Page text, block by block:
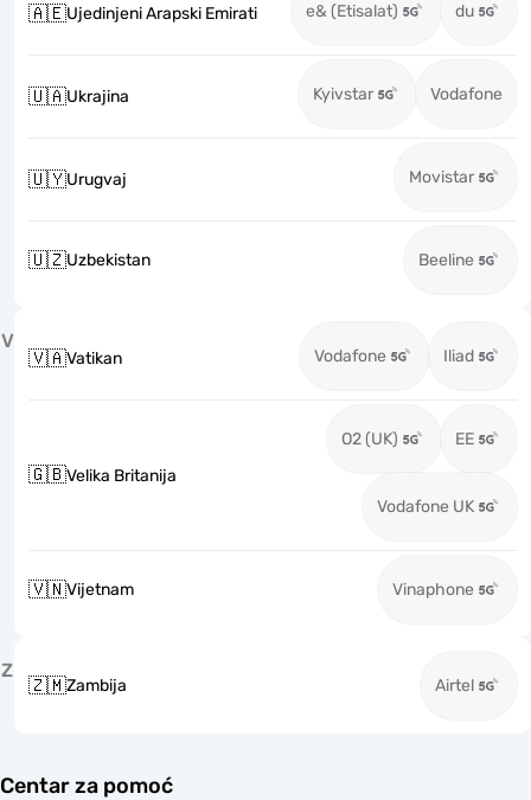
🇦🇪Ujedinjeni Arapski Emirati e& (Etisalat) du
🇺🇦Ukrajina Kyivstar Vodafone
🇺🇾Urugvaj Movistar
🇺🇿Uzbekistan Beeline
V
🇻🇦Vatikan Vodafone Iliad
🇬🇧Velika Britanija
O2 (UK) EE
Vodafone UK
🇻🇳Vijetnam Vinaphone
Z
🇿🇲Zambija Airtel
Centar za pomoć